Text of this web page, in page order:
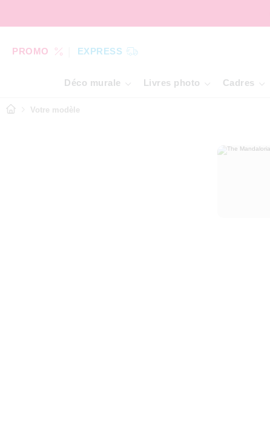
PROMO EXPRESS
Déco murale Livres photo Cadres
Votre modèle